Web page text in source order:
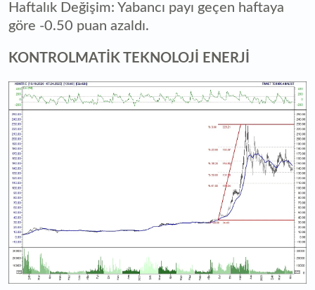
Haftalık Değişim: Yabancı payı geçen haftaya
göre -0.50 puan azaldı.
KONTROLMATİK TEKNOLOJİ ENERJİ